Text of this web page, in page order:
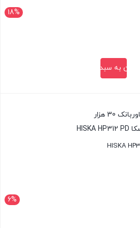
18%
افزودن به سبد خرید
6%